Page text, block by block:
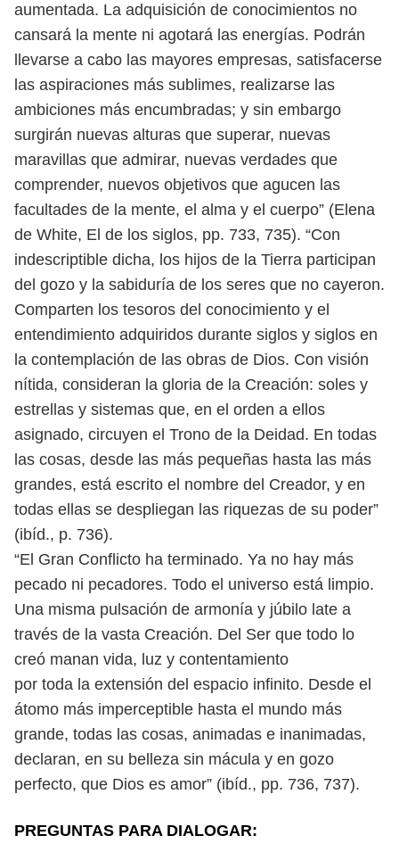
aumentada. La adquisición de conocimientos no
cansará la mente ni agotará las energías. Podrán
llevarse a cabo las mayores empresas, satisfacerse
las aspiraciones más sublimes, realizarse las
ambiciones más encumbradas; y sin embargo
surgirán nuevas alturas que superar, nuevas
maravillas que admirar, nuevas verdades que
comprender, nuevos objetivos que agucen las
facultades de la mente, el alma y el cuerpo” (Elena
de White, El de los siglos, pp. 733, 735). “Con
indescriptible dicha, los hijos de la Tierra participan
del gozo y la sabiduría de los seres que no cayeron.
Comparten los tesoros del conocimiento y el
entendimiento adquiridos durante siglos y siglos en
la contemplación de las obras de Dios. Con visión
nítida, consideran la gloria de la Creación: soles y
estrellas y sistemas que, en el orden a ellos
asignado, circuyen el Trono de la Deidad. En todas
las cosas, desde las más pequeñas hasta las más
grandes, está escrito el nombre del Creador, y en
todas ellas se despliegan las riquezas de su poder”
(ibíd., p. 736).
“El Gran Conflicto ha terminado. Ya no hay más
pecado ni pecadores. Todo el universo está limpio.
Una misma pulsación de armonía y júbilo late a
través de la vasta Creación. Del Ser que todo lo
creó manan vida, luz y contentamiento
por toda la extensión del espacio infinito. Desde el
átomo más imperceptible hasta el mundo más
grande, todas las cosas, animadas e inanimadas,
declaran, en su belleza sin mácula y en gozo
perfecto, que Dios es amor” (ibíd., pp. 736, 737).
PREGUNTAS PARA DIALOGAR: